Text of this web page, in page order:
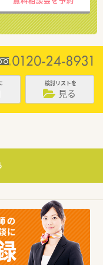
検討リストを
見る